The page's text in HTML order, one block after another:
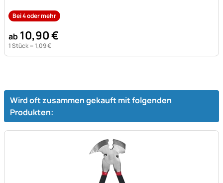
Bei 4 oder mehr
ab 10,90€
1 Stück =1,09€
Wird oft zusammen gekauft mit folgenden
Produkten: